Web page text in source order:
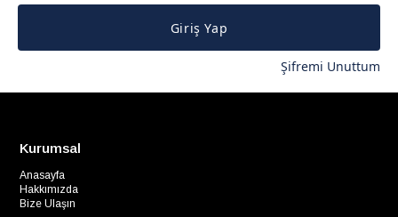
Giriş Yap
Şifremi Unuttum
Kurumsal
Anasayfa
Hakkımızda
Bize Ulaşın